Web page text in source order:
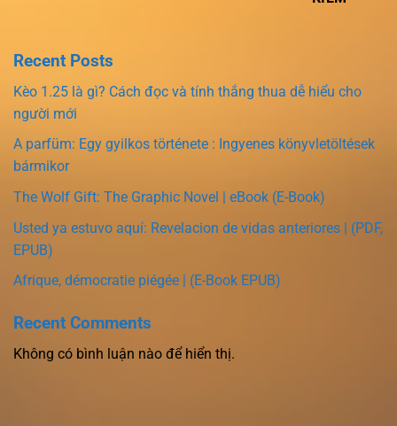
Recent Posts
Kèo 1.25 là gì? Cách đọc và tính thắng thua dễ hiểu cho
người mới
A parfüm: Egy gyilkos története : Ingyenes könyvletöltések
bármikor
The Wolf Gift: The Graphic Novel | eBook (E-Book)
Usted ya estuvo aquí: Revelacion de vidas anteriores | (PDF,
EPUB)
Afrique, démocratie piégée | (E-Book EPUB)
Recent Comments
Không có bình luận nào để hiển thị.